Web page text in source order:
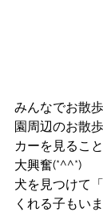
みんなでお散
園周辺のお散
カーを見るこ
大興奮(*^^*)
犬を見つけて
くれる子もい